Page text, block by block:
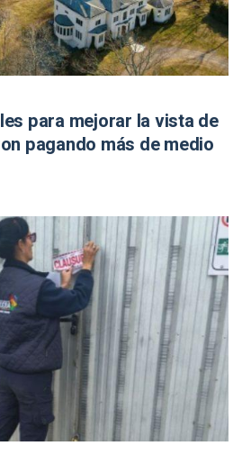
para mejorar la vista de
pagando más de medio